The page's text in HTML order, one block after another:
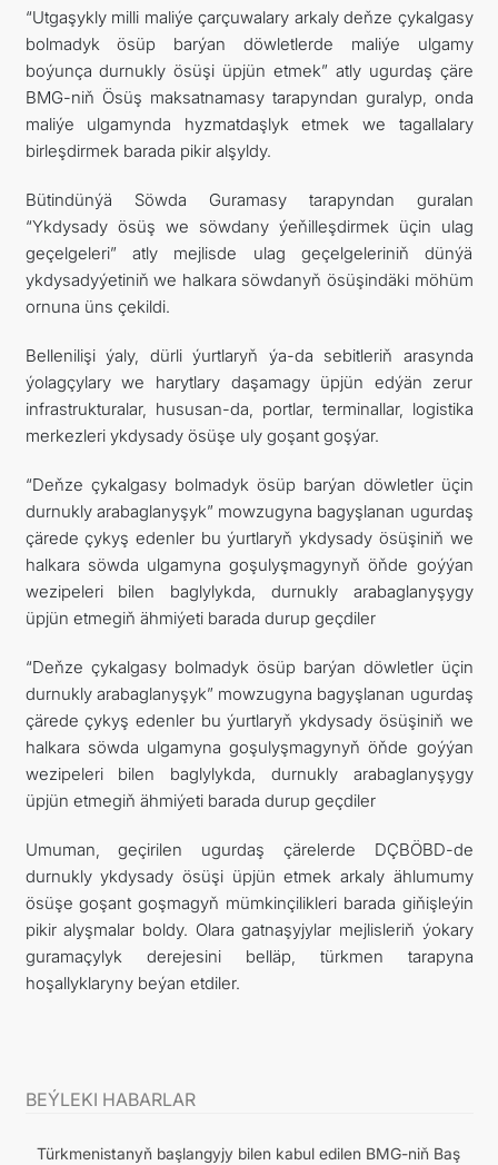
“Utgaşykly milli maliýe çarçuwalary arkaly deňze çykalgasy
bolmadyk ösüp barýan döwletlerde maliýe ulgamy
boýunça durnukly ösüşi üpjün etmek” atly ugurdaş çäre
BMG-niň Ösüş maksatnamasy tarapyndan guralyp, onda
maliýe ulgamynda hyzmatdaşlyk etmek we tagallalary
birleşdirmek barada pikir alşyldy.
Bütindünýä Söwda Guramasy tarapyndan guralan
“Ykdysady ösüş we söwdany ýeňilleşdirmek üçin ulag
geçelgeleri” atly mejlisde ulag geçelgeleriniň dünýä
ykdysadyýetiniň we halkara söwdanyň ösüşindäki möhüm
ornuna üns çekildi.
Bellenilişi ýaly, dürli ýurtlaryň ýa-da sebitleriň arasynda
ýolagçylary we harytlary daşamagy üpjün edýän zerur
infrastrukturalar, hususan-da, portlar, terminallar, logistika
merkezleri ykdysady ösüşe uly goşant goşýar.
“Deňze çykalgasy bolmadyk ösüp barýan döwletler üçin
durnukly arabaglanyşyk” mowzugyna bagyşlanan ugurdaş
çärede çykyş edenler bu ýurtlaryň ykdysady ösüşiniň we
halkara söwda ulgamyna goşulyşmagynyň öňde goýýan
wezipeleri bilen baglylykda, durnukly arabaglanyşygy
üpjün etmegiň ähmiýeti barada durup geçdiler
“Deňze çykalgasy bolmadyk ösüp barýan döwletler üçin
durnukly arabaglanyşyk” mowzugyna bagyşlanan ugurdaş
çärede çykyş edenler bu ýurtlaryň ykdysady ösüşiniň we
halkara söwda ulgamyna goşulyşmagynyň öňde goýýan
wezipeleri bilen baglylykda, durnukly arabaglanyşygy
üpjün etmegiň ähmiýeti barada durup geçdiler
Umuman, geçirilen ugurdaş çärelerde DÇBÖBD-de
durnukly ykdysady ösüşi üpjün etmek arkaly ählumumy
ösüşe goşant goşmagyň mümkinçilikleri barada giňişleýin
pikir alyşmalar boldy. Olara gatnaşyjylar mejlisleriň ýokary
guramaçylyk derejesini belläp, türkmen tarapyna
hoşallyklaryny beýan etdiler.
BEÝLEKI HABARLAR
Türkmenistanyň başlangyjy bilen kabul edilen BMG-niň Baş